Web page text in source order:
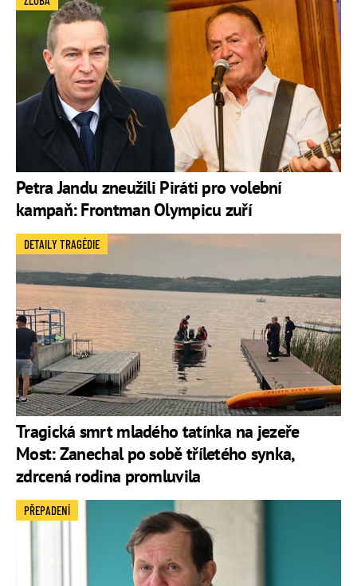
Petra Jandu zneužili Piráti pro volební
kampaň: Frontman Olympicu zuří
Tragická smrt mladého tatínka na jezeře
Most: Zanechal po sobě tříletého synka,
zdrcená rodina promluvila
DETAILY TRAGÉDIE
PŘEPADENÍ